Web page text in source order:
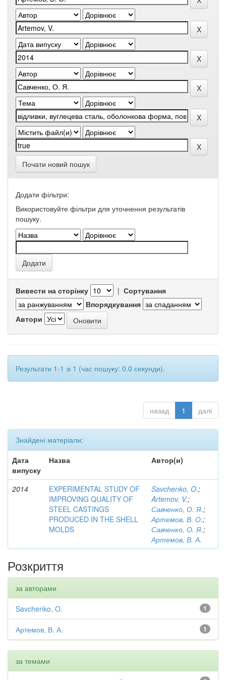
Почати новий пошук
Додати фільтри:
Використовуйте фільтри для уточнення результатів
пошуку.
Вивести на сторінку | Сортування
Впорядкування
Автори
Результати 1-1 зі 1 (час пошуку: 0.0 секунди).
назад 1 далі
Знайдені матеріали:
Дата
випуску
Назва Автор(и)
2014
EXPERIMENTAL STUDY OF
IMPROVING QUALITY OF
STEEL CASTINGS
PRODUCED IN THE SHELL
MOLDS
Savchenko, O.;
Artemov, V.;
Савченко, О. Я.;
Артемов, В. О.;
Савченко, О. Я.;
Артемов, В. А.
Розкриття
за авторами
1
Savchenko, O.
1
Артемов, В. А.
за темами